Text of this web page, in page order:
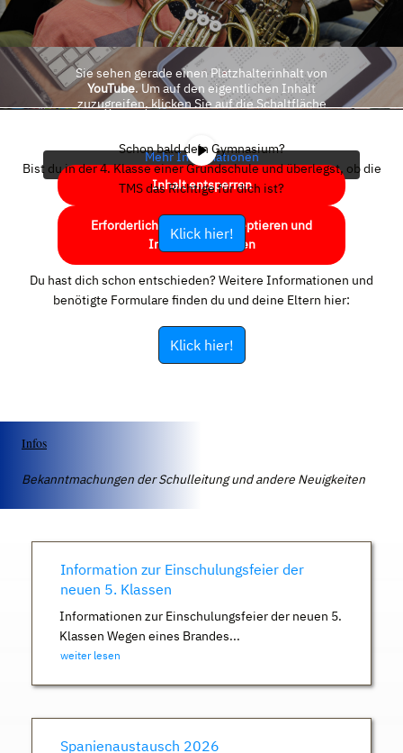
Sie sehen gerade einen Platzhalterinhalt von
YouTube. Um auf den eigentlichen Inhalt
zuzugreifen, klicken Sie auf die Schaltfläche
Mehr Informationen
Inhalt entsperren
Erforderlichen Service akzeptieren und
Inhalte entsperren
Schon bald dein Gymnasium?
Bist du in der 4. Klasse einer Grundschule und überlegst, ob die
TMS das Richtige für dich ist?
Klick hier!
Du hast dich schon entschieden? Weitere Informationen und
benötigte Formulare finden du und deine Eltern hier:
Klick hier!
Infos
Bekanntmachungen der Schulleitung und andere Neuigkeiten
Information zur Einschulungsfeier der
neuen 5. Klassen
Informationen zur Einschulungsfeier der neuen 5.
Klassen Wegen eines Brandes...
weiter lesen
Spanienaustausch 2026